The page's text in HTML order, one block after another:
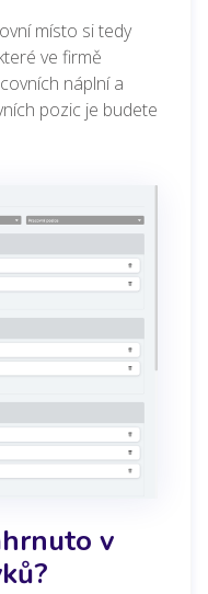
místo si tedy
ve firmě
náplní a
pozic je budete
v